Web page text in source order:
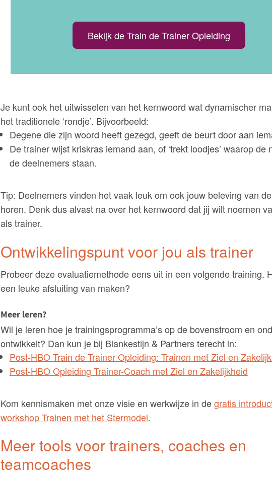
Bekijk de Train de Trainer Opleiding
Je kunt ook het uitwisselen van het kernwoord wat dynamischer
het traditionele ‘rondje’. Bijvoorbeeld:
Degene die zijn woord heeft gezegd, geeft de beurt door aan
De trainer wijst kriskras iemand aan, of ‘trekt loodjes’ waarop de
de deelnemers staan.
Tip: Deelnemers vinden het vaak leuk om ook jouw beleving van
horen. Denk dus alvast na over het kernwoord dat jij wilt noemen
als trainer.
Ontwikkelingspunt voor jou als trainer
Probeer deze evaluatiemethode eens uit in een volgende training.
een leuke afsluiting van maken?
Meer leren?
Wil je leren hoe je trainingsprogramma’s op de bovenstroom en
ontwikkelt? Dan kun je bij Blankestijn & Partners terecht in:
Post-HBO Train de Trainer Opleiding: Trainen met Ziel en
Post-HBO Opleiding Trainer-Coach met Ziel en Zakelijkheid
Kom kennismaken met onze visie en werkwijze in degratis
workshop Trainen met het Stermodel.
Meer tools voor trainers, coaches en
teamcoaches